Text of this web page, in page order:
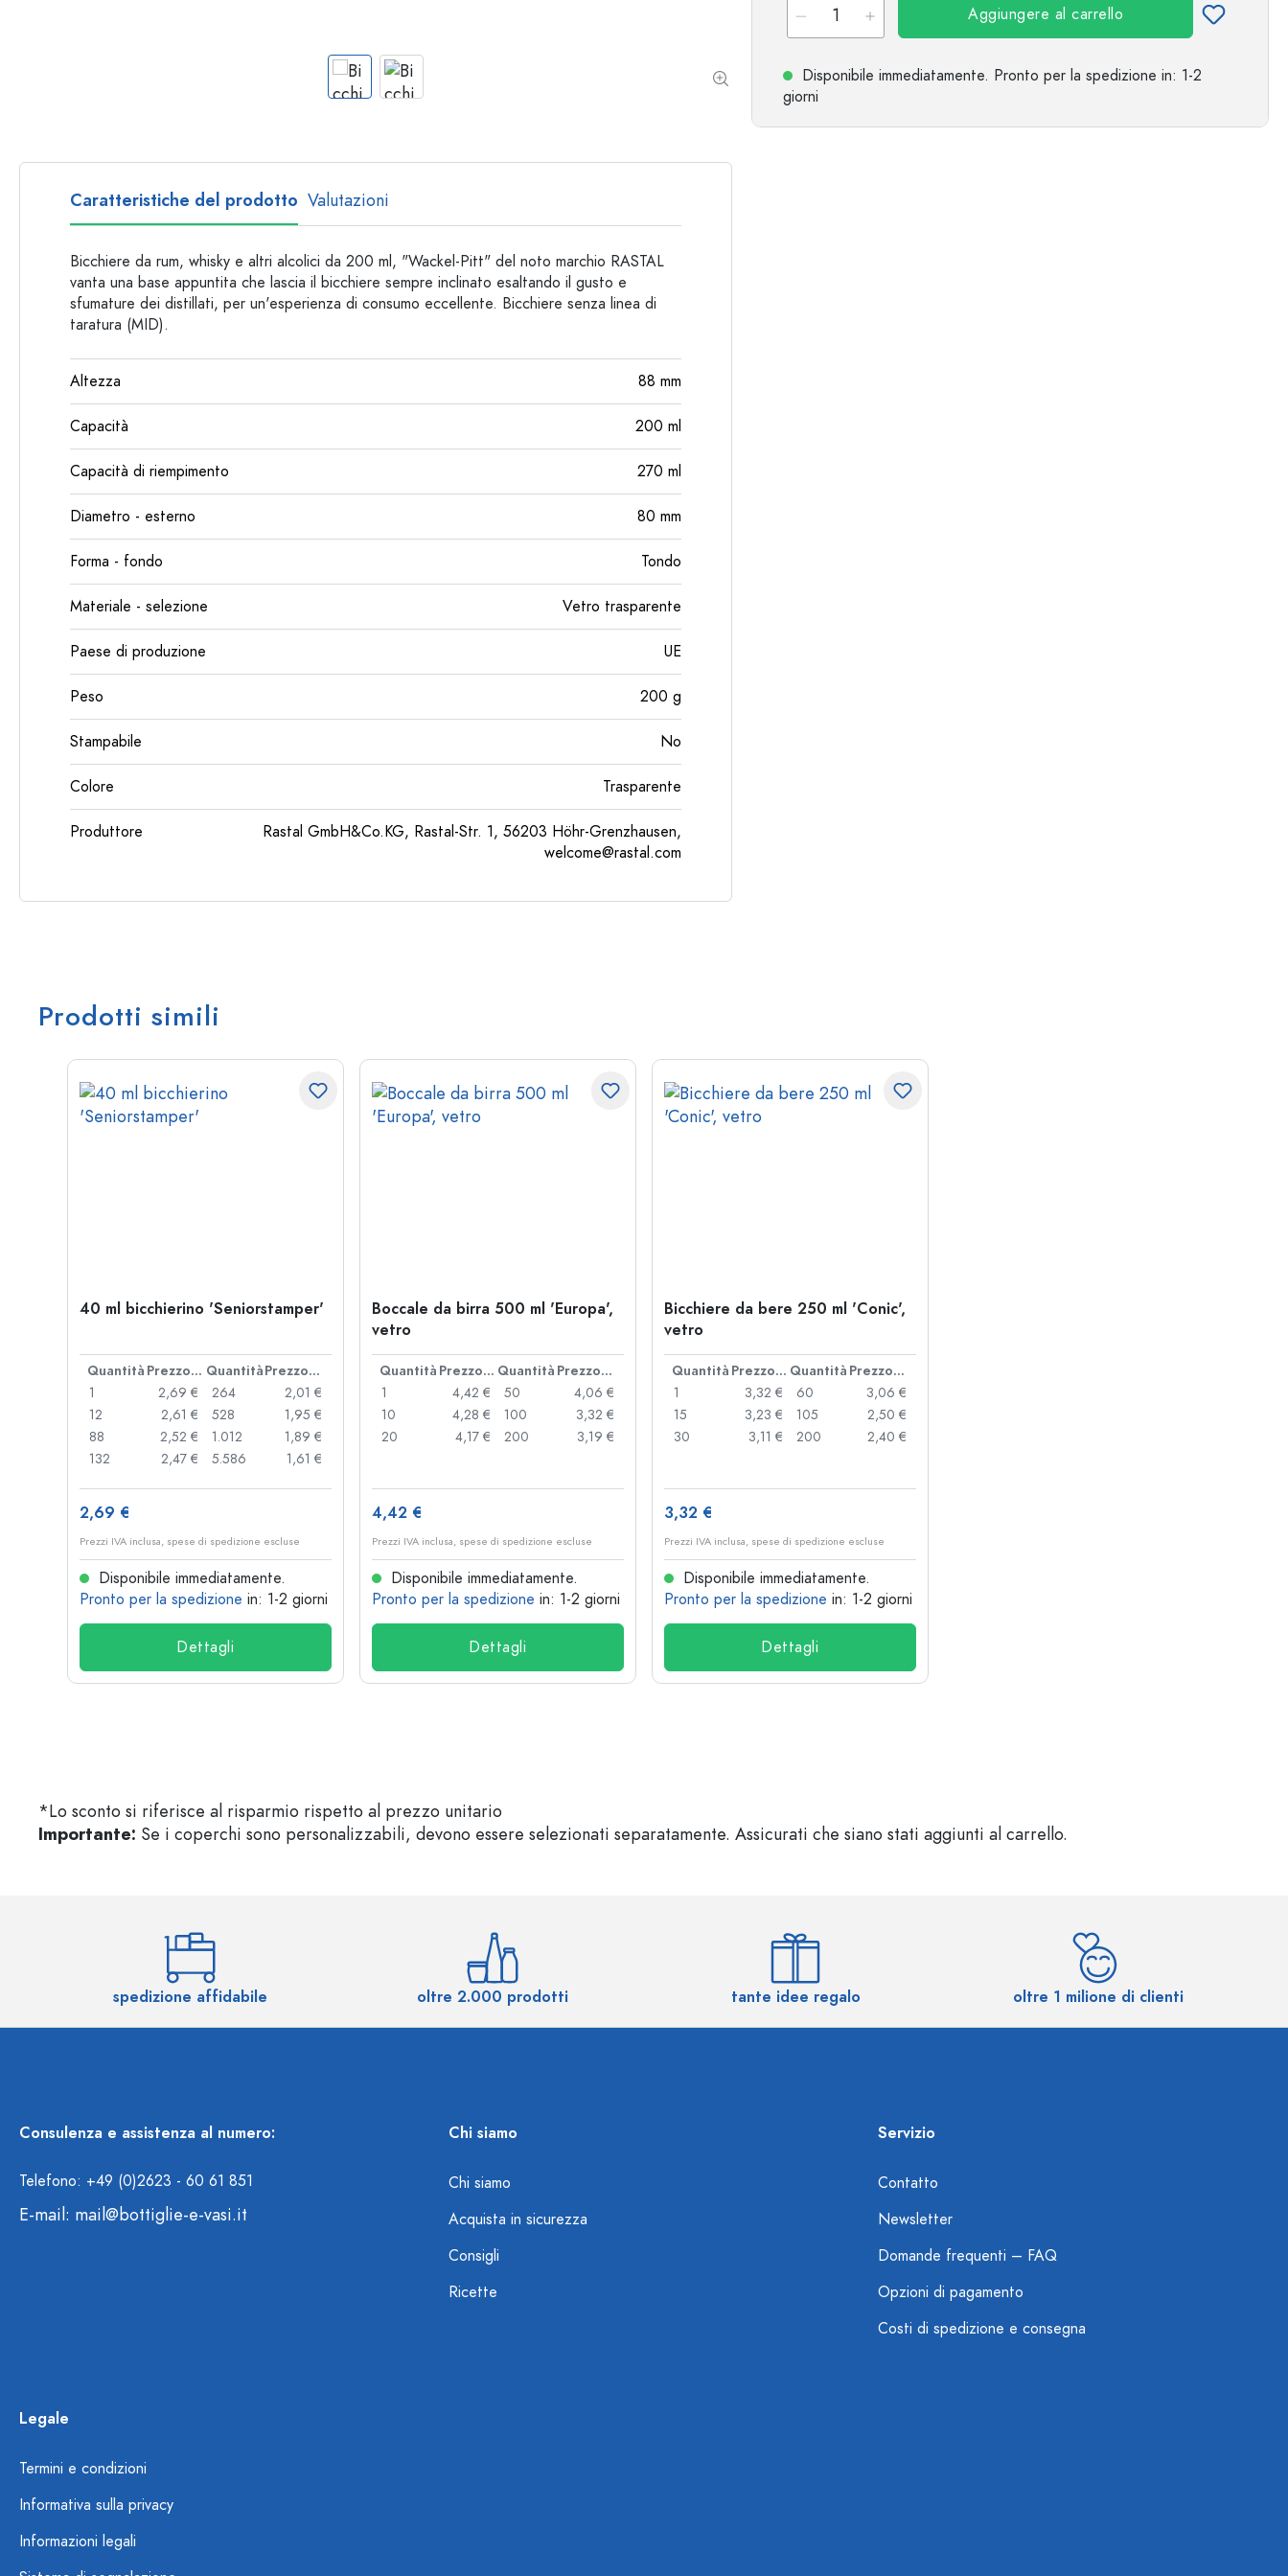
Bottiglie con manico
Bottiglie a collo lungo
Bottiglie sfaccettate
Bottiglie cilindriche
Bottiglie per materiale
Bottiglie di vetro
Bottiglie di plastica
Aggiungere al carrello
Disponibile immediatamente. Pronto per la spedizione in: 1-2
giorni
Caratteristiche del prodotto Valutazioni
Bicchiere da rum, whisky e altri alcolici da 200 ml, "Wackel-Pitt" del noto marchio RASTAL
vanta una base appuntita che lascia il bicchiere sempre inclinato esaltando il gusto e
sfumature dei distillati, per un'esperienza di consumo eccellente. Bicchiere senza linea di
taratura (MID).
Altezza 88 mm
Capacità 200 ml
Capacità di riempimento 270 ml
Diametro - esterno 80 mm
Forma - fondo Tondo
Materiale - selezione Vetro trasparente
Paese di produzione UE
Peso 200 g
Stampabile No
Colore Trasparente
Produttore
Rastal GmbH&Co.KG, Rastal-Str. 1, 56203 Höhr-Grenzhausen,
welcome@rastal.com
Prodotti simili
40 ml bicchierino 'Seniorstamper'
Quantità Prezzo cad. Quantità
Prezzo cad.
1
2,69 €
12
2,61 €
88
2,52 €
132
2,47 €
264
2,01 €
528
1,95 €
1.012
1,89 €
5.586
1,61 €
2,69 €
Prezzi IVA inclusa, spese di spedizione escluse
Disponibile immediatamente.
Pronto per la spedizione in: 1-2 giorni
Dettagli
Boccale da birra 500 ml 'Europa',
vetro
Quantità Prezzo cad. Quantità
Prezzo cad.
1
4,42 €
10
4,28 €
20
4,17 €
50
4,06 €
100
3,32 €
200
3,19 €
4,42 €
Prezzi IVA inclusa, spese di spedizione escluse
Disponibile immediatamente.
Pronto per la spedizione in: 1-2 giorni
Dettagli
Bicchiere da bere 250 ml 'Conic',
vetro
Quantità Prezzo cad. Quantità
Prezzo cad.
1
3,32 €
15
3,23 €
30
3,11 €
60
3,06 €
105
2,50 €
200
2,40 €
3,32 €
Prezzi IVA inclusa, spese di spedizione escluse
Disponibile immediatamente.
Pronto per la spedizione in: 1-2 giorni
Dettagli
*Lo sconto si riferisce al risparmio rispetto al prezzo unitario
Importante: Se i coperchi sono personalizzabili, devono essere selezionati separatamente. Assicurati che siano stati aggiunti al carrello.
spedizione affidabile oltre 2.000 prodotti tante idee regalo oltre 1 milione di clienti
Consulenza e assistenza al numero:
Telefono: +49 (0)2623 - 60 61 851
E-mail: mail@bottiglie-e-vasi.it
Chi siamo
Chi siamo
Acquista in sicurezza
Consigli
Ricette
Servizio
Contatto
Newsletter
Domande frequenti – FAQ
Opzioni di pagamento
Costi di spedizione e consegna
Legale
Termini e condizioni
Informativa sulla privacy
Informazioni legali